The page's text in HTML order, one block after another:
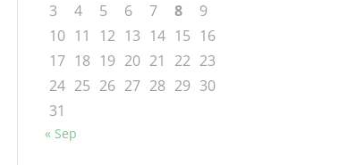
3
4 5 6 7 8
9
10 11 12 13 14 15 16
17 18 19 20 21 22 23
24 25 26 27 28 29 30
31
« Sep